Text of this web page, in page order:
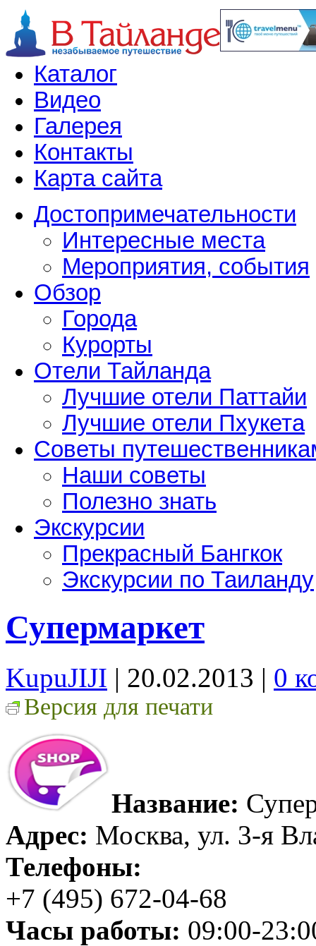
Каталог
Видео
Галерея
Контакты
Карта сайта
Достопримечательности
Интересные места
Мероприятия, события
Обзор
Города
Курорты
Отели Тайланда
Лучшие отели Паттайи
Лучшие отели Пхукета
Советы
Наши советы
Полезно знать
Экскурсии
Прекрасный Бангкок
Экскурсии по Таиланду
Супермаркет
KupuJIJI | 20.02.2013 | 0
Версия для печати
Название:
Адрес: Москва, ул. 3-я
Телефоны:
+7 (495) 672-04-68
Часы работы: 09:00-